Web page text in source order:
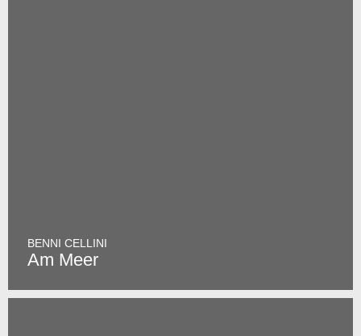
BENNI CELLINI
Am Meer